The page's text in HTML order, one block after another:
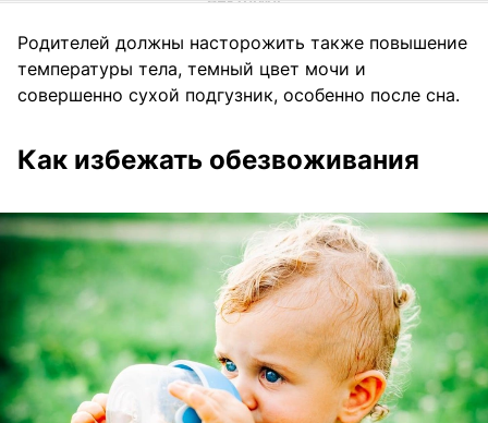
Родителей должны насторожить также повышение
температуры тела, темный цвет мочи и
совершенно сухой подгузник, особенно после сна.
Как избежать обезвоживания